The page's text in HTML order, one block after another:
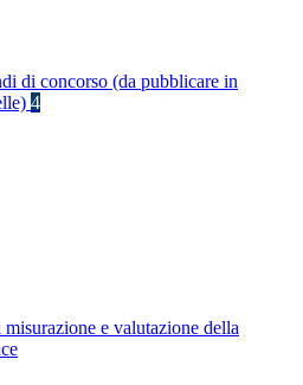
di concorso (da pubblicare in
4
misurazione e valutazione della